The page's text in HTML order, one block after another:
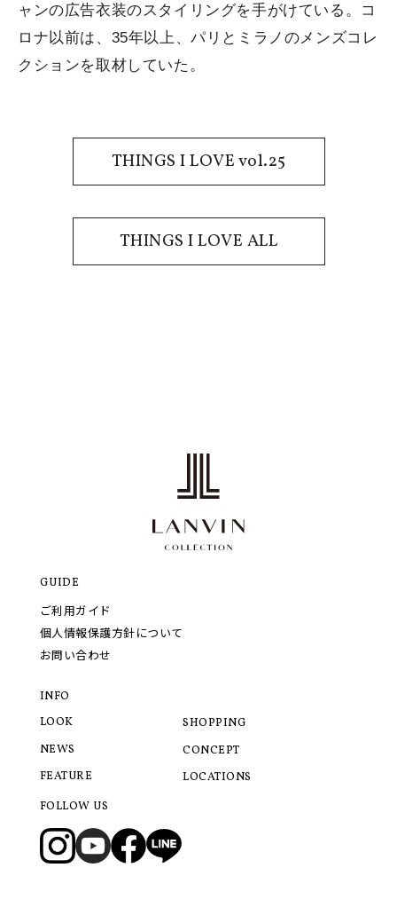
ャンの広告衣装のスタイリングを手がけている。コ
ロナ以前は、35年以上、パリとミラノのメンズコレ
クションを取材していた。
THINGS I LOVE vol.25
THINGS I LOVE ALL
GUIDE
ご利用ガイド
個人情報保護方針について
お問い合わせ
INFO
LOOK
NEWS
FEATURE
SHOPPING
CONCEPT
LOCATIONS
FOLLOW US